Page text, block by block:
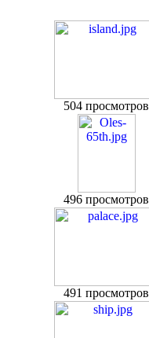
504 просмотров
496 просмотров
491 просмотров